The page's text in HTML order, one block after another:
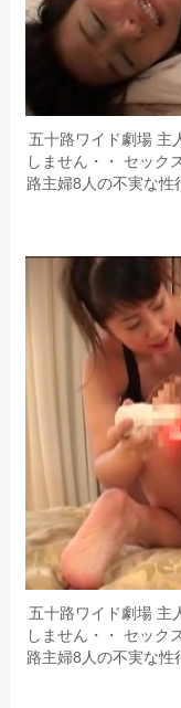
五十路ワイド劇場 主
しません・・ セック
路主婦8人の不実な
五十路ワイド劇場 主
しません・・ セック
路主婦8人の不実な